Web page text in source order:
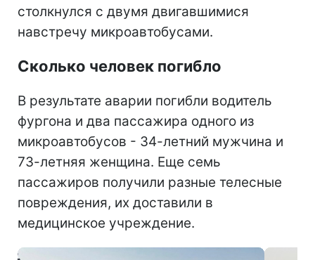
столкнулся с двумя двигавшимися
навстречу микроавтобусами.
Сколько человек погибло
В результате аварии погибли водитель
фургона и два пассажира одного из
микроавтобусов - 34-летний мужчина и
73-летняя женщина. Еще семь
пассажиров получили разные телесные
повреждения, их доставили в
медицинское учреждение.